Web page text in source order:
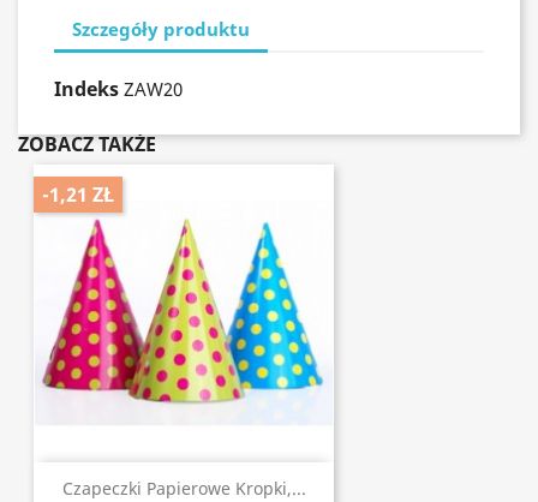
Szczegóły produktu
Indeks ZAW20
ZOBACZ TAKŻE
Czapeczki Papierowe Kropki,...
-1,21 ZŁ